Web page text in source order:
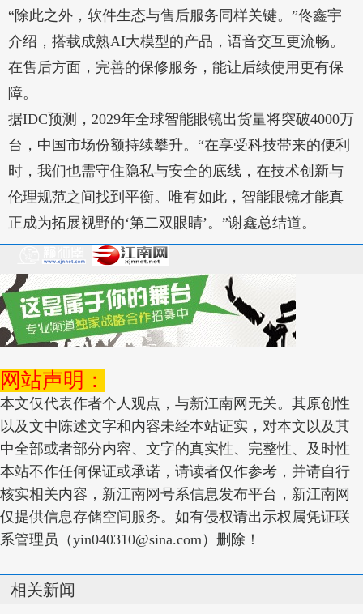
“除此之外，软件生态与售后服务同样关键。”佟鑫宇
介绍，搭载成熟AI大模型的产品，语音交互更流畅。
在售后方面，完善的保修服务，能让后续使用更有保
障。
据IDC预测，2029年全球智能眼镜出货量将突破4000万
台，中国市场份额持续攀升。“在享受科技带来的便利
时，我们也需守住隐私与安全的底线，在技术创新与
伦理规范之间找到平衡。唯有如此，智能眼镜才能真
正成为拓展视野的‘第二双眼睛’。”谢鑫总结道。
网站声明：
本文仅代表作者个人观点，与新江南网无关。其原创性
以及文中陈述文字和内容未经本站证实，对本文以及其
中全部或者部分内容、文字的真实性、完整性、及时性
本站不作任何保证或承诺，请读者仅作参考，并请自行
核实相关内容，新江南网号系信息发布平台，新江南网
仅提供信息存储空间服务。如有侵权请出示权属凭证联
系管理员（yin040310@sina.com）删除！
相关新闻